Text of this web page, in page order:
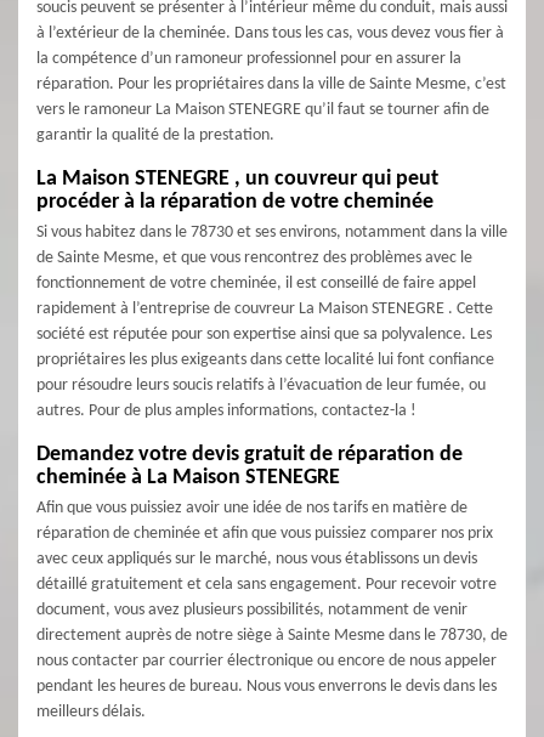
soucis peuvent se présenter à l’intérieur même du conduit, mais aussi
à l’extérieur de la cheminée. Dans tous les cas, vous devez vous fier à
la compétence d’un ramoneur professionnel pour en assurer la
réparation. Pour les propriétaires dans la ville de Sainte Mesme, c’est
vers le ramoneur La Maison STENEGRE qu’il faut se tourner afin de
garantir la qualité de la prestation.
La Maison STENEGRE , un couvreur qui peut
procéder à la réparation de votre cheminée
Si vous habitez dans le 78730 et ses environs, notamment dans la ville
de Sainte Mesme, et que vous rencontrez des problèmes avec le
fonctionnement de votre cheminée, il est conseillé de faire appel
rapidement à l’entreprise de couvreur La Maison STENEGRE . Cette
société est réputée pour son expertise ainsi que sa polyvalence. Les
propriétaires les plus exigeants dans cette localité lui font confiance
pour résoudre leurs soucis relatifs à l’évacuation de leur fumée, ou
autres. Pour de plus amples informations, contactez-la !
Demandez votre devis gratuit de réparation de
cheminée à La Maison STENEGRE
Afin que vous puissiez avoir une idée de nos tarifs en matière de
réparation de cheminée et afin que vous puissiez comparer nos prix
avec ceux appliqués sur le marché, nous vous établissons un devis
détaillé gratuitement et cela sans engagement. Pour recevoir votre
document, vous avez plusieurs possibilités, notamment de venir
directement auprès de notre siège à Sainte Mesme dans le 78730, de
nous contacter par courrier électronique ou encore de nous appeler
pendant les heures de bureau. Nous vous enverrons le devis dans les
meilleurs délais.